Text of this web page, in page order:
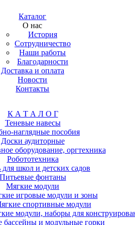
Каталог
О нас
История
Сотрудничество
Наши работы
Благодарности
Доставка и оплата
Новости
Контакты
К А Т А Л О Г
Теневые навесы
наглядные пособия
Доски аудиторные
оборудование, оргтехника
Робототехника
школ и детских садов
Питьевые фонтаны
Мягкие модули
игровые модули и зоны
спортивные модули
модули, наборы для
бассейны и модульные горки